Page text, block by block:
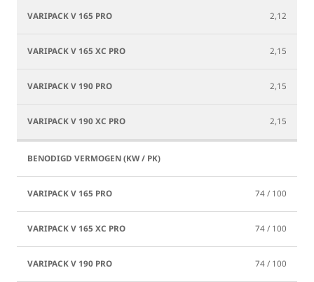
2,12
2,15
2,15
2,15
74 / 100
74 / 100
74 / 100